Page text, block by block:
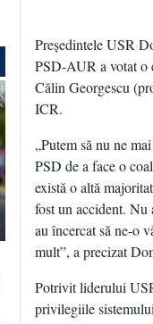
Preşedintele USR
PSD-AUR a votat o
Călin Georgescu
ICR.
„Putem să nu ne
PSD de a face o
există o altă
fost un accident. Nu
au încercat să ne-o
mult”, a precizat
Potrivit liderului
privilegiile